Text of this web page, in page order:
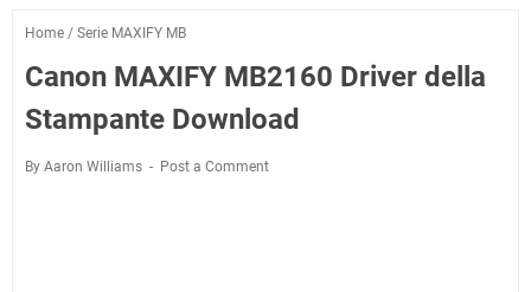
Home / Serie MAXIFY MB
Canon MAXIFY MB2160 Driver della
Stampante Download
By Aaron Williams Post a Comment